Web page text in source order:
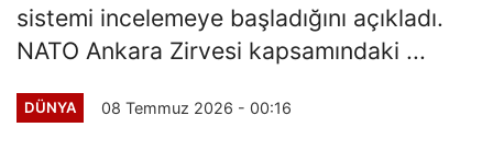
sistemi incelemeye başladığını açıkladı.
NATO Ankara Zirvesi kapsamındaki ...
DÜNYA 08 Temmuz 2026 - 00:16